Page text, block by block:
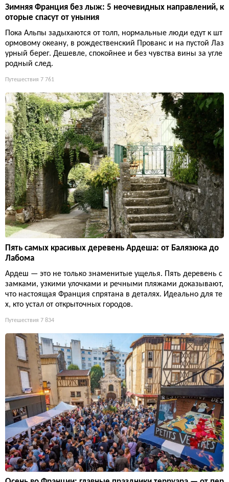
Зимняя Франция без лыж: 5 неочевидных направлений, к
оторые спасут от уныния
Пока Альпы задыхаются от толп, нормальные люди едут к шт
ормовому океану, в рождественский Прованс и на пустой Лаз
урный берег. Дешевле, спокойнее и без чувства вины за угле
родный след.
Путешествия 7 761
Пять самых красивых деревень Ардеша: от Балязюка до
Лабома
Ардеш — это не только знаменитые ущелья. Пять деревень с
замками, узкими улочками и речными пляжами доказывают,
что настоящая Франция спрятана в деталях. Идеально для те
х, кто устал от открыточных городов.
Путешествия 7 834